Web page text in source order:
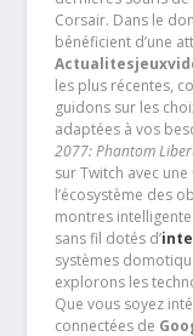
Corsair. Dans le
bénéficient d’une
les plus récentes,
guidons sur les
adaptées à vos
2077: Phantom
sur Twitch avec
l’écosystème des
montres
sans fil dotés d’
systèmes
explorons les
Que vous soyez
connectées de